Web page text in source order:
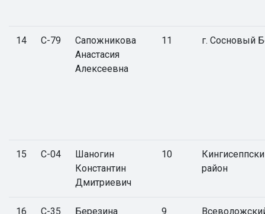
14 С-79
Сапожникова
Анастасия
Алексеевна
11 г. Сосновый
15 С-04
Шаногин
Константин
Дмитриевич
10
район
16 С-35
Березина
9